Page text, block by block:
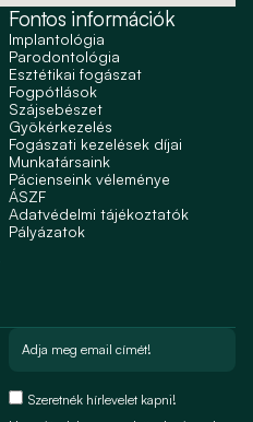
Fontos információk
Implantológia
Parodontológia
Esztétikai fogászat
Fogpótlások
Szájsebészet
Gyökérkezelés
Fogászati kezelések díjai
Munkatársaink
Pácienseink véleménye
ÁSZF
Adatvédelmi tájékoztatók
Pályázatok
Szeretnék hírlevelet kapni!